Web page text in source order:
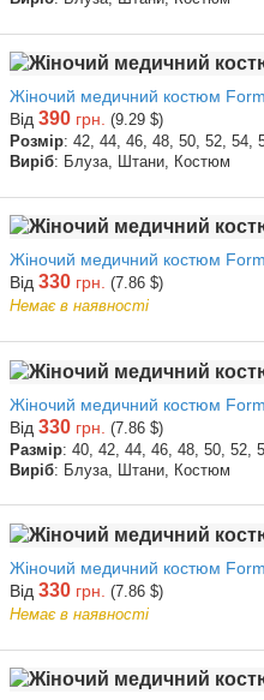
Жіночий медичний костюм
Від 390 грн. (9.29 $)
Розмір: 42, 44, 46, 48, 50, 52, 54,
Виріб: Блуза, Штани, Костюм
Жіночий медичний костюм
Від 330 грн. (7.86 $)
Немає в наявності
Жіночий медичний костюм
Від 330 грн. (7.86 $)
Размір: 40, 42, 44, 46, 48, 50, 52,
Виріб: Блуза, Штани, Костюм
Жіночий медичний костюм
Від 330 грн. (7.86 $)
Немає в наявності